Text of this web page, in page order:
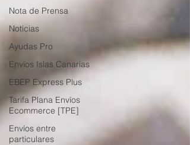
Nota de Prensa
Noticias
Ayudas Pro
Envíos Islas Canarias
EBEP Express Plus
Tarifa Plana Envíos
Ecommerce [TPE]
Envíos entre
particulares